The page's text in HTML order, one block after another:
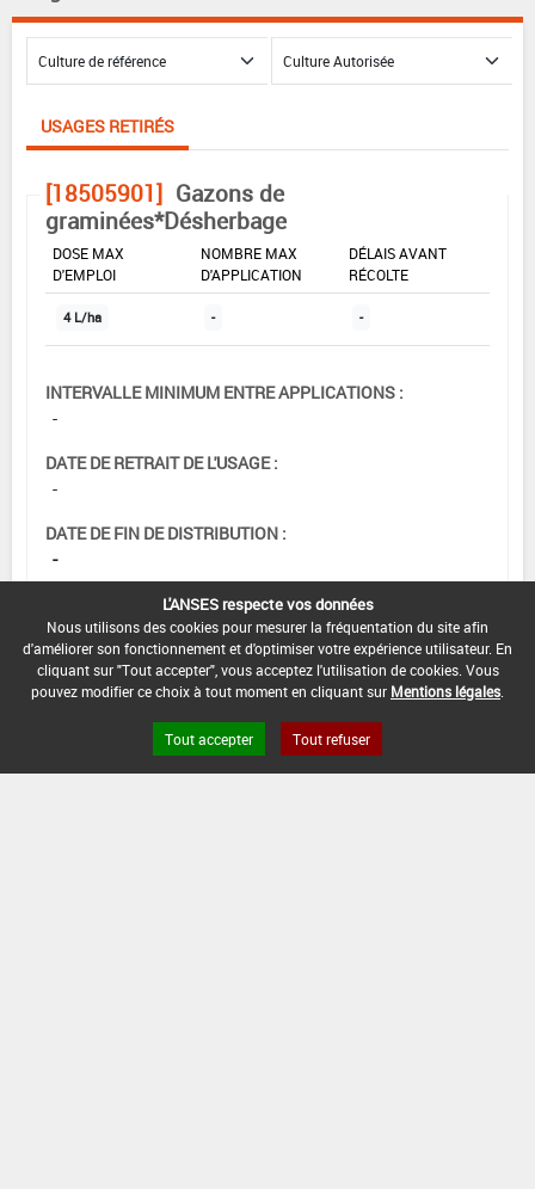
USAGES RETIRÉS
[18505901] Gazons de
graminées*Désherbage
DOSE MAX
D'EMPLOI
NOMBRE MAX
D'APPLICATION
DÉLAIS AVANT
RÉCOLTE
4 L/ha - -
INTERVALLE MINIMUM ENTRE APPLICATIONS :
-
DATE DE RETRAIT DE L'USAGE :
-
DATE DE FIN DE DISTRIBUTION :
-
DATE DE FIN D'UTILISATION :
-
L'ANSES respecte vos données
Nous utilisons des cookies pour mesurer la fréquentation du site afin
d'améliorer son fonctionnement et d'optimiser votre expérience utilisateur. En
cliquant sur "Tout accepter", vous acceptez l'utilisation de cookies. Vous
pouvez modifier ce choix à tout moment en cliquant sur Mentions légales
Tout accepter Tout refuser